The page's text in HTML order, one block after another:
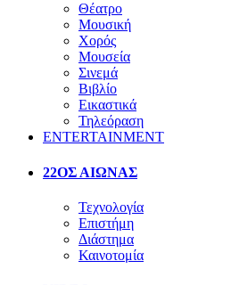
Θέατρο
Μουσική
Χορός
Μουσεία
Σινεμά
Βιβλίο
Εικαστικά
Τηλεόραση
ENTERTAINMENT
22ΟΣ ΑΙΩΝΑΣ
Τεχνολογία
Επιστήμη
Διάστημα
Καινοτομία